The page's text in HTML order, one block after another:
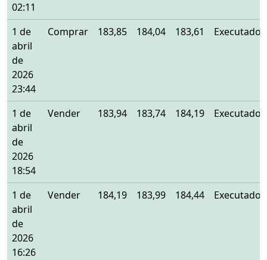
02:11
1 de
abril
de
2026
23:44
Comprar 183,85 184,04 183,61 Executado
1 de
abril
de
2026
18:54
Vender 183,94 183,74 184,19 Executado
1 de
abril
de
2026
16:26
Vender 184,19 183,99 184,44 Executado